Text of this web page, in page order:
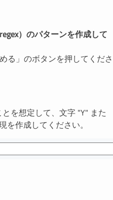
）のパターンを作成して
る」のボタンを押してくださ
とを想定して、文字 "Y" また
作成してください。